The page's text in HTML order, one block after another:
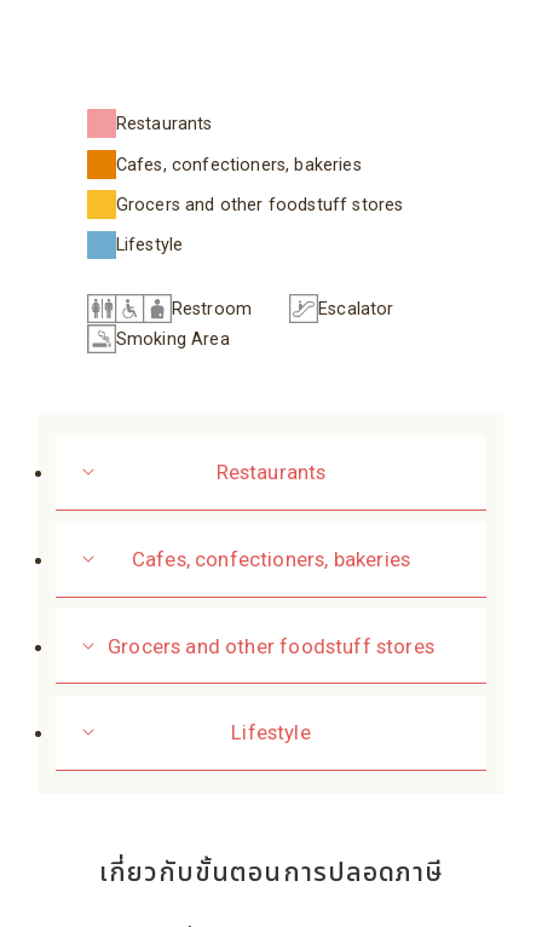
Restaurants
Cafes, confectioners, bakeries
Grocers and other foodstuff stores
Lifestyle
Restroom
Escalator
Smoking Area
Restaurants
Cafes, confectioners, bakeries
Grocers and other foodstuff stores
Lifestyle
เกี่ยวกับขั้นตอนการปลอดภาษี